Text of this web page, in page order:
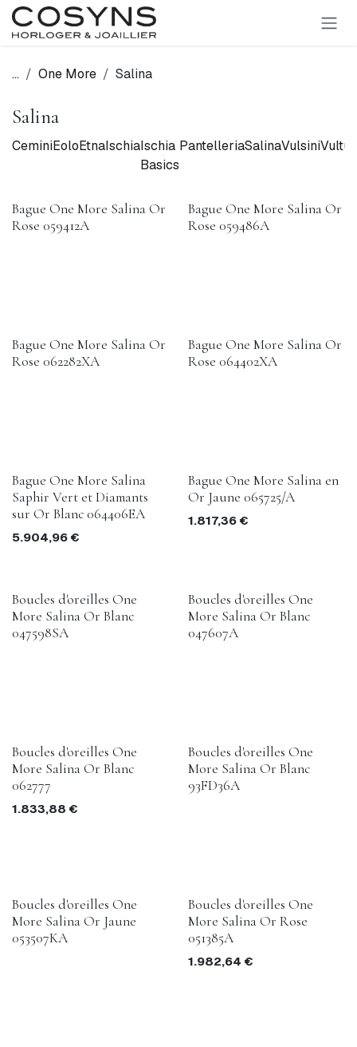
SE RENDRE AU CONTENU
... One More Salina
Salina
CeminiEoloEtnaIschiaIschia
Basics
PantelleriaSalinaVulsini
Bague One More Salina Or
Rose 059412A
Bague One More Salina Or
Rose 059486A
Bague One More Salina Or
Rose 062282XA
Bague One More Salina Or
Rose 064402XA
Bague One More Salina
Saphir Vert et Diamants
sur Or Blanc 064406EA
5.904,96 €
Bague One More Salina en
Or Jaune 065725/A
1.817,36€
Boucles d'oreilles One
More Salina Or Blanc
047598SA
Boucles d'oreilles One
More Salina Or Blanc
047607A
Boucles d'oreilles One
More Salina Or Blanc
062777
1.833,88 €
Boucles d'oreilles One
More Salina Or Blanc
93FD36A
Boucles d'oreilles One
More Salina Or Jaune
053507KA
Boucles d'oreilles One
More Salina Or Rose
051385A
1.982,64 €